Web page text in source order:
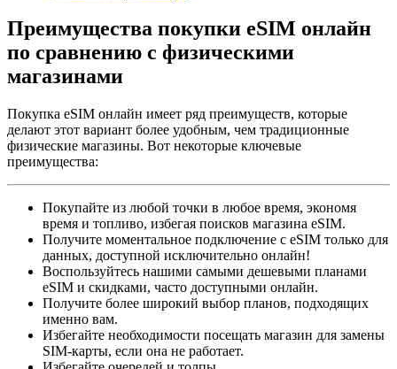
Преимущества покупки eSIM онлайн
по сравнению с физическими
магазинами
Покупка eSIM онлайн имеет ряд преимуществ, которые
делают этот вариант более удобным, чем традиционные
физические магазины. Вот некоторые ключевые
преимущества:
Покупайте из любой точки в любое время, экономя
время и топливо, избегая поисков магазина eSIM.
Получите моментальное подключение с eSIM только для
данных, доступной исключительно онлайн!
Воспользуйтесь нашими самыми дешевыми планами
eSIM и скидками, часто доступными онлайн.
Получите более широкий выбор планов, подходящих
именно вам.
Избегайте необходимости посещать магазин для замены
SIM-карты, если она не работает.